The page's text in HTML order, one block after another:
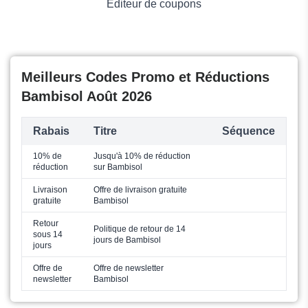
Éditeur de coupons
Meilleurs Codes Promo et Réductions
Bambisol Août 2026
Rabais Titre Séquence
10% de
réduction
Jusqu'à 10% de réduction
sur Bambisol
Livraison
gratuite
Offre de livraison gratuite
Bambisol
Retour
sous 14
jours
Politique de retour de 14
jours de Bambisol
Offre de
newsletter
Offre de newsletter
Bambisol